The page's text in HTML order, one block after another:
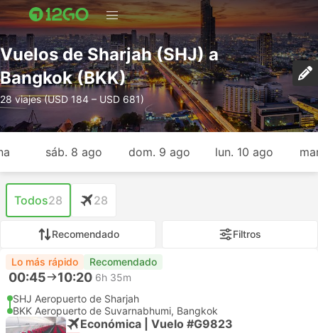
Vuelos de Sharjah (SHJ) a
Bangkok (BKK)
28 viajes (USD 184 – USD 681)
sáb. 8 ago dom. 9 ago lun. 10 ago
Todos28 28
Recomendado Filtros
Lo más rápido Recomendado
00:45 10:20 6h 35m
SHJ Aeropuerto de Sharjah
BKK Aeropuerto de Suvarnabhumi, Bangkok
Económica | Vuelo #G9823